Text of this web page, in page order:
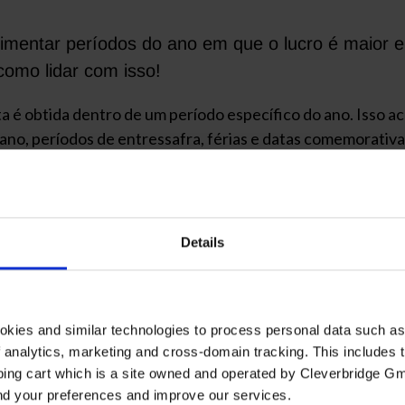
Details
and similar technologies to process personal data such
marketing and cross-domain tracking. This includes
cart which is a site owned and operated by Cleverbridge
your preferences and improve our services.
períodos do ano em que o lucro é maior
lidar com isso!
é obtida dentro de um período específico do ano. Isso
períodos de entressafra, férias e datas
trabalham com picos de produção em determinadas
a ser menor.
Por isso, os empresários precisam estudar suas
obstáculos sazonais, separamos 7 dicas que podem